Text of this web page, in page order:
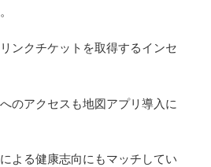
ンクチケットを取得するインセ
のアクセスも地図アプリ導入に
よる健康志向にもマッチしてい